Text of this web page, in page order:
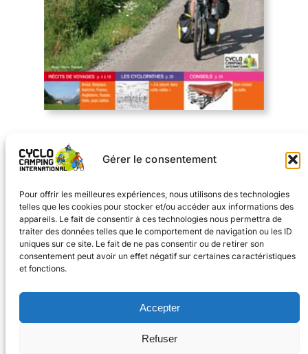
Gérer le consentement
Pour offrir les meilleures expériences, nous utilisons des technologies
telles que les cookies pour stocker et/ou accéder aux informations des
appareils. Le fait de consentir à ces technologies nous permettra de
traiter des données telles que le comportement de navigation ou les ID
uniques sur ce site. Le fait de ne pas consentir ou de retirer son
consentement peut avoir un effet négatif sur certaines caractéristiques
et fonctions.
Accepter
Refuser
Sommaire du nº132
Facebook Instagram
#cyclocampinginternational